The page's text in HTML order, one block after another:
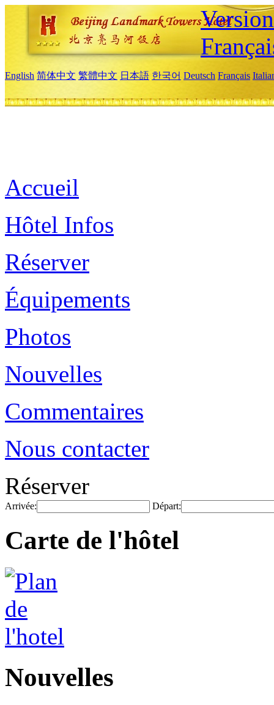
English 简体中文 繁體中文 日本語 한국어 Deutsch Français
Accueil
Hôtel Infos
Réserver
Équipements
Photos
Nouvelles
Commentaires
Nous contacter
Réserver
Arrivée: Départ:
Carte de l'hôtel
Nouvelles